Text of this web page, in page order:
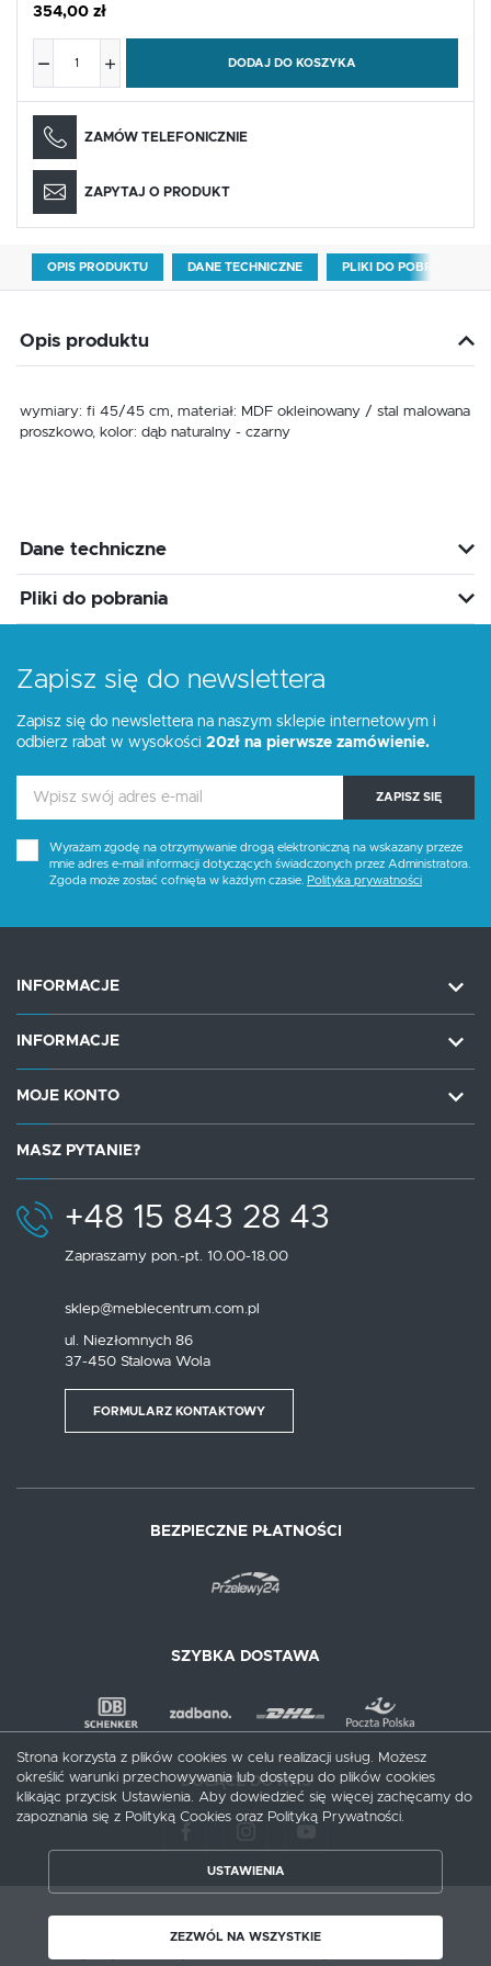
354,00 zł
DODAJ DO KOSZYKA
ZAMÓW TELEFONICZNIE
ZAPYTAJ O PRODUKT
OPIS PRODUKTU DANE TECHNICZNE PLIKI DO POBRANIA
Opis produktu
wymiary: fi 45/45 cm, materiał: MDF okleinowany / stal malowana
proszkowo, kolor: dąb naturalny - czarny
Dane techniczne
Pliki do pobrania
Zapisz się do newslettera
Zapisz się do newslettera na naszym sklepie internetowym i
odbierz rabat w wysokości 20zł na pierwsze zamówienie.
ZAPISZ SIĘ
Wyrażam zgodę na otrzymywanie drogą elektroniczną na wskazany przeze
mnie adres e-mail informacji dotyczących świadczonych przez Administratora.
Zgoda może zostać cofnięta w każdym czasie. Polityka prywatności
INFORMACJE
INFORMACJE
MOJE KONTO
MASZ PYTANIE?
+48 15 843 28 43
Zapraszamy pon.-pt. 10.00-18.00
sklep@meblecentrum.com.pl
ul. Niezłomnych 86
37-450 Stalowa Wola
FORMULARZ KONTAKTOWY
BEZPIECZNE PŁATNOŚCI
SZYBKA DOSTAWA
DOŁĄCZ DO NAS
Copyright by meblecentrum.com.pl
Strona korzysta z plików cookies w celu realizacji usług. Możesz
określić warunki przechowywania lub dostępu do plików cookies
klikając przycisk Ustawienia. Aby dowiedzieć się więcej zachęcamy do
zapoznania się z Polityką Cookies oraz Polityką Prywatności.
USTAWIENIA
ZEZWÓL NA WSZYSTKIE
ZAPISZ WYBRANE